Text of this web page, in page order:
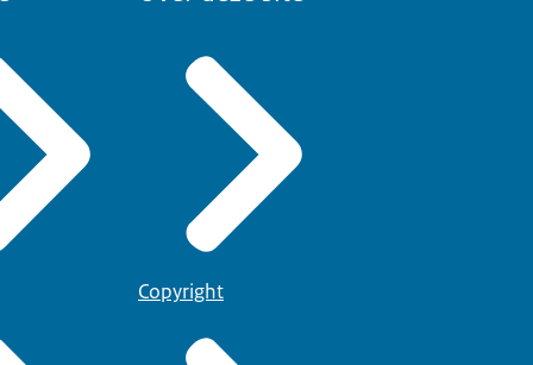
Copyright